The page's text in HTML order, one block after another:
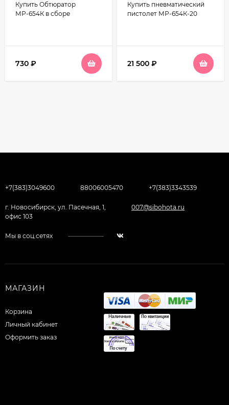
Купить Обтюратор
МР-654К в сборе
730 ₽
рукоятка
Купить пневматический
пистолет МР-654К-20
21 500 ₽
+7(383)3049600 88006005470 +7(383)3343539
г. Новосибирск, ул. Пасечная, 1,
офис 103
007@sibohota.ru
Мы в соц.сетях
МАГАЗИН
Корзина
Личный кабинет
Оформить заказ